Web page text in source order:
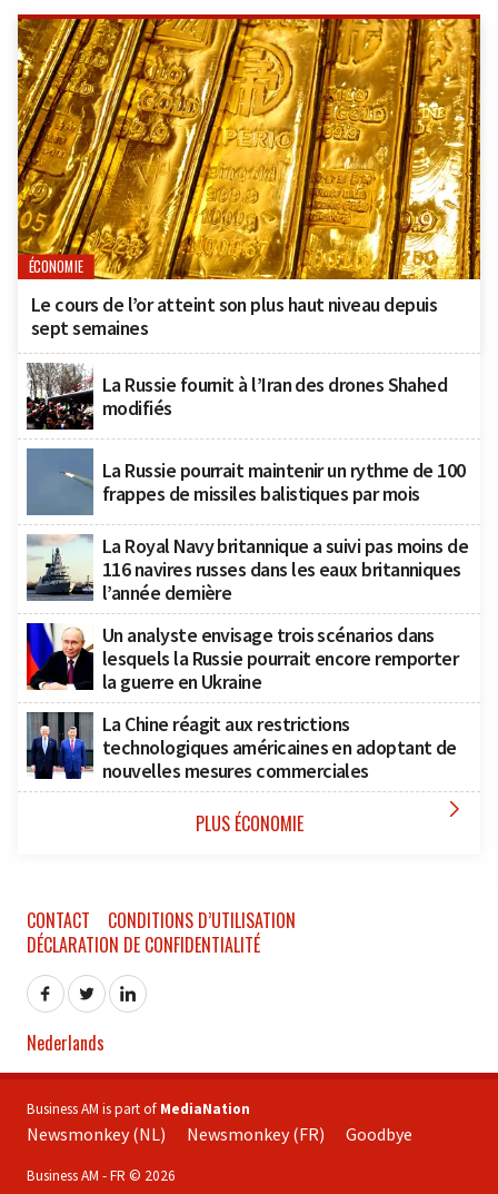
ÉCONOMIE
Le cours de l’or atteint son plus haut niveau depuis
sept semaines
La Russie fournit à l’Iran des drones Shahed
modifiés
La Russie pourrait maintenir un rythme de 100
frappes de missiles balistiques par mois
La Royal Navy britannique a suivi pas moins de
116 navires russes dans les eaux britanniques
l’année dernière
Un analyste envisage trois scénarios dans
lesquels la Russie pourrait encore remporter
la guerre en Ukraine
La Chine réagit aux restrictions
technologiques américaines en adoptant de
nouvelles mesures commerciales
PLUS ÉCONOMIE 
CONTACT
CONDITIONS D’UTILISATION
DÉCLARATION DE CONFIDENTIALITÉ
Nederlands
Business AM is part of MediaNation
Newsmonkey (NL) Newsmonkey (FR) Goodbye
Business AM - FR © 2026